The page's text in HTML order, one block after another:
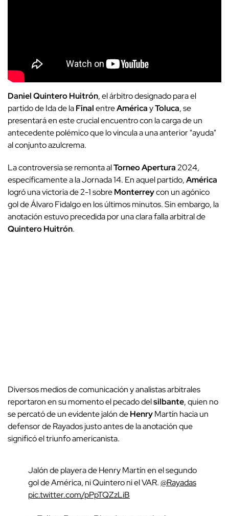
DanielQuinteroHuitrón, el árbitro designado para el
partido de Ida de laFinalentreAméricayToluca, se
presentará en este crucial encuentro con la carga de un
antecedente polémico que lo vincula a una anterior "ayuda"
al conjunto azulcrema.
La controversia se remonta alTorneoApertura2024,
específicamente a la Jornada 14. En aquel partido,América
logró una victoria de 2-1 sobreMonterreycon un agónico
gol de Álvaro Fidalgo en los últimos minutos. Sin embargo, la
anotación estuvo precedida por una clara falla arbitral de
QuinteroHuitrón.
Diversos medios de comunicación y analistas arbitrales
reportaron en su momento el pecado delsilbante, quien no
se percató de un evidente jalón deHenryMartín hacia un
defensor de Rayados justo antes de la anotación que
significó el triunfo americanista.
Jalón de playera de Henry Martín en el segundo
gol de América, ni Quintero ni el VAR.@Rayadas
pic.twitter.com/pPpTQZzLiB